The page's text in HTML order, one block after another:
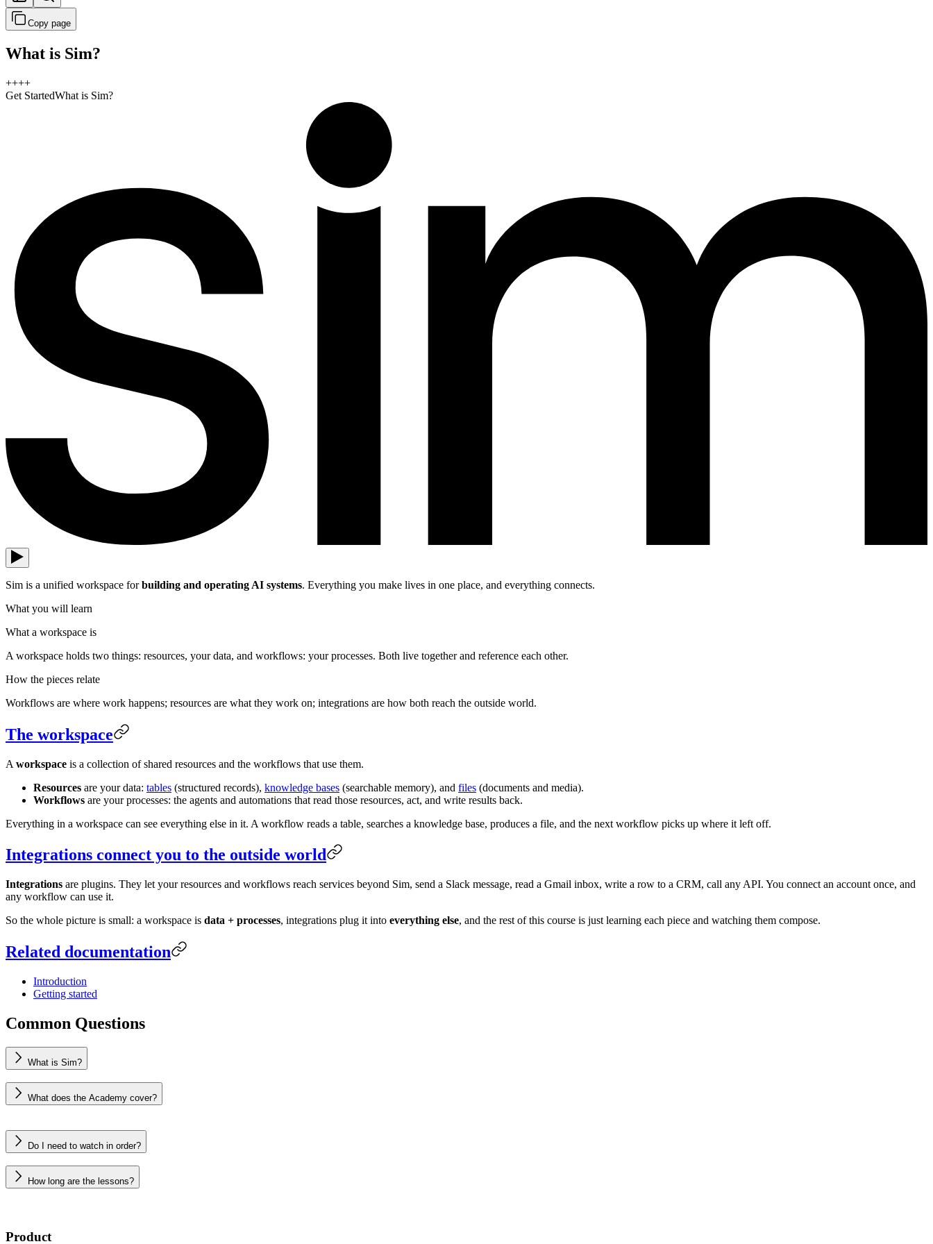
Copy page
What is Sim?
++++
Get StartedWhat is Sim?
Sim is a unified workspace forbuilding and operating AI systems. Everything you make lives in one place, and everything connects.
What you will learn
What a workspace is
A workspace holds two things: resources, your data, and workflows: your processes. Both live together and reference each other.
How the pieces relate
Workflows are where work happens; resources are what they work on; integrations are how both reach the outside world.
The workspace
A workspace is a collection of shared resources and the workflows that use them.
Resources are your data: tables (structured records), knowledge bases (searchable memory), and files (documents and media).
Workflows are your processes: the agents and automations that read those resources, act, and write results back.
Everything in a workspace can see everything else in it. A workflow reads a table, searches a knowledge base, produces a file, and the next workflow picks up where it left off.
Integrations connect you to the outside world
Integrations are plugins. They let your resources and workflows reach services beyond Sim, send a Slack message, read a Gmail inbox, write a row to a CRM, call any API. You connect an account once, and
any workflow can use it.
So the whole picture is small: a workspace is data + processes, integrations plug it into everything else, and the rest of this course is just learning each piece and watching them compose.
Related documentation
Introduction
Getting started
Common Questions
What is Sim?
What does the Academy cover?
Do I need to watch in order?
How long are the lessons?
Product